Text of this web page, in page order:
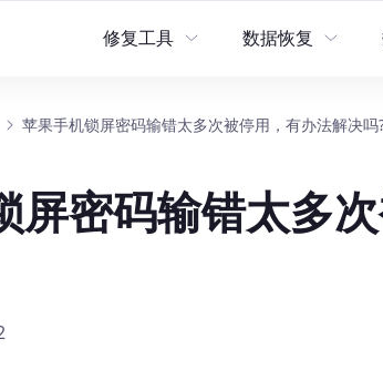
修复工具
牛学长苹果手机修复工具
牛学长安卓手机修复工具
数据恢复
牛学长安卓数据恢复工具
牛学长苹果数据恢复工具
牛学
数据恢复
苹果手机锁屏密码输错太多次被停用，有办法解决吗
屏密码输错太多